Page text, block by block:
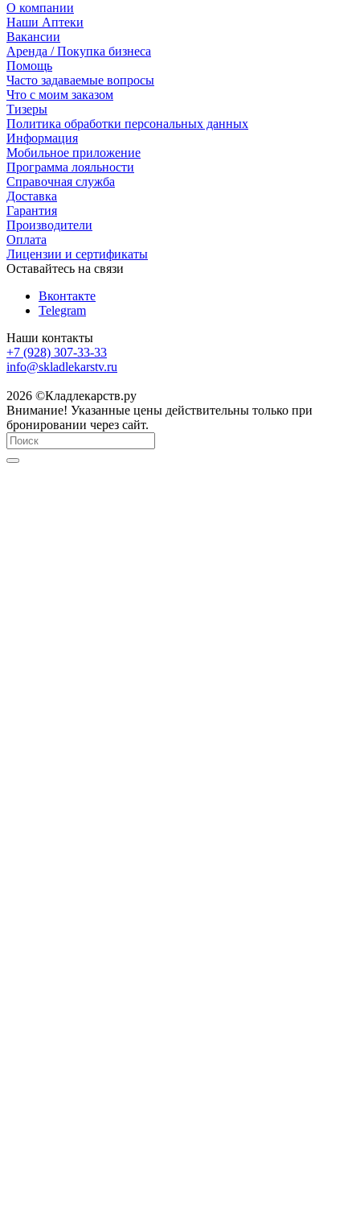
О компании
Наши Аптеки
Вакансии
Аренда / Покупка бизнеса
Помощь
Часто задаваемые вопросы
Что с моим заказом
Тизеры
Политика обработки персональных данных
Информация
Мобильное приложение
Программа лояльности
Справочная служба
Доставка
Гарантия
Производители
Оплата
Лицензии и сертификаты
Оставайтесь на связи
Вконтакте
Telegram
Наши контакты
+7 (928) 307-33-33
info@skladlekarstv.ru
2026 ©Кладлекарств.ру
Внимание! Указанные цены действительны только при
бронировании через сайт.